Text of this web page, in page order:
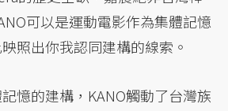
可以是運動電影作為集體記憶
照出你我認同建構的線索。
憶的建構，KANO觸動了台灣族